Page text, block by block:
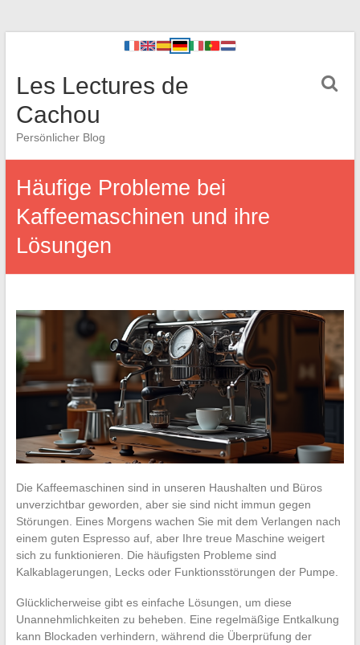
Les Lectures de
Cachou
Persönlicher Blog
Häufige Probleme bei
Kaffeemaschinen und ihre
Lösungen
Die Kaffeemaschinen sind in unseren Haushalten und Büros
unverzichtbar geworden, aber sie sind nicht immun gegen
Störungen. Eines Morgens wachen Sie mit dem Verlangen nach
einem guten Espresso auf, aber Ihre treue Maschine weigert
sich zu funktionieren. Die häufigsten Probleme sind
Kalkablagerungen, Lecks oder Funktionsstörungen der Pumpe.
Glücklicherweise gibt es einfache Lösungen, um diese
Unannehmlichkeiten zu beheben. Eine regelmäßige Entkalkung
kann Blockaden verhindern, während die Überprüfung der